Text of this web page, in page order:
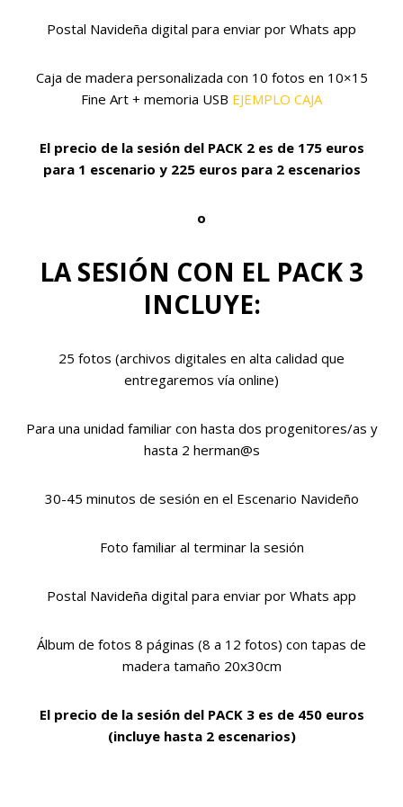
Postal Navideña digital para enviar por Whats app
Caja de madera personalizada con 10 fotos en 10×15
Fine Art + memoria USB EJEMPLO CAJA
El precio de la sesión del PACK 2 es de 175 euros
para 1 escenario y 225 euros para 2 escenarios
o
LA SESIÓN CON EL PACK 3
INCLUYE:
25 fotos (archivos digitales en alta calidad que
entregaremos vía online)
Para una unidad familiar con hasta dos progenitores/as y
hasta 2 herman@s
30-45 minutos de sesión en el Escenario Navideño
Foto familiar al terminar la sesión
Postal Navideña digital para enviar por Whats app
Álbum de fotos 8 páginas (8 a 12 fotos) con tapas de
madera tamaño 20x30cm
El precio de la sesión del PACK 3 es de 450 euros
(incluye hasta 2 escenarios)